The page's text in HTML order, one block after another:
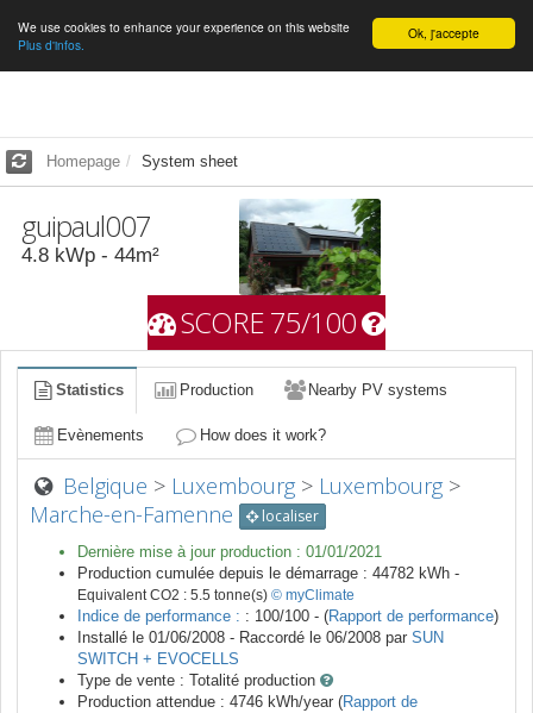
English Ok, j'accepte
We use cookies to enhance your experience on this website
Plus d'infos.
Homepage System sheet
guipaul007
4.8 kWp - 44m²
SCORE 75/100
Statistics Production Nearby PV systems
Evènements How does it work?
Belgique > Luxembourg > Luxembourg >
Marche-en-Famenne
localiser
Dernière mise à jour production : 01/01/2021
Production cumulée depuis le démarrage : 44782 kWh -
Equivalent CO2 : 5.5 tonne(s) © myClimate
Indice de performance : : 100/100 - (Rapport de performance)
Installé le 01/06/2008 - Raccordé le 06/2008 par SUN
SWITCH + EVOCELLS
Type de vente : Totalité production
Production attendue : 4746 kWh/year (Rapport de